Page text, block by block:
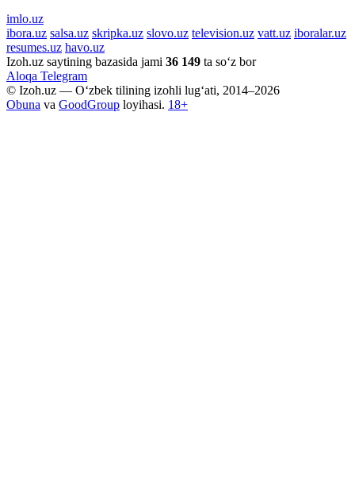
imlo.uz
ibora.uz salsa.uz skripka.uz slovo.uz television.uz vatt.uz iboralar.uz
resumes.uz havo.uz
Izoh.uz saytining bazasida jami 36 149 ta so‘z bor
Aloqa Telegram
© Izoh.uz — O‘zbek tilining izohli lug‘ati, 2014–2026
Obuna va GoodGroup loyihasi. 18+